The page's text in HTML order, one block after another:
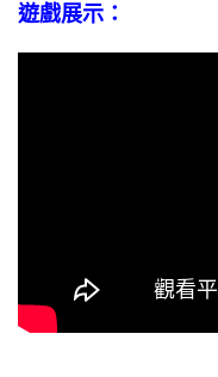
遊戲展示：